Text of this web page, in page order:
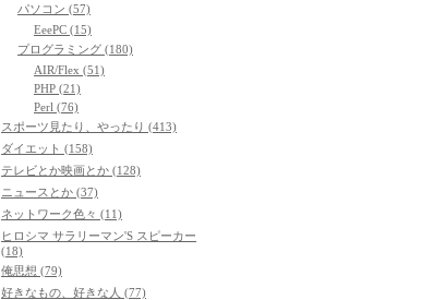
パソコン (57)
EeePC (15)
プログラミング (180)
AIR/Flex (51)
PHP (21)
Perl (76)
スポーツ見たり、やったり (413)
ダイエット (158)
テレビとか映画とか (128)
ニュースとか (37)
ネットワーク色々 (11)
ヒロシマ サラリーマン'S スピーカー
(18)
俺思想 (79)
好きなもの、好きな人 (77)